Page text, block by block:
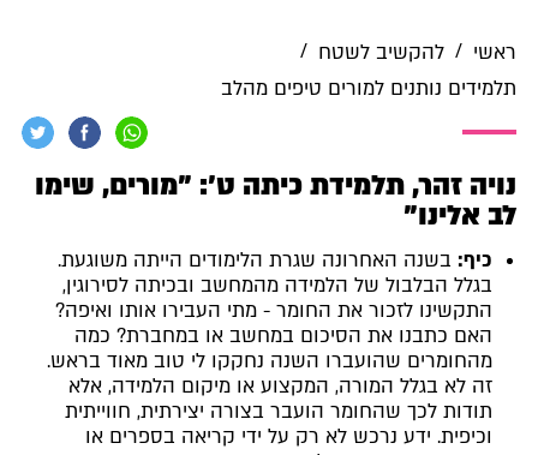
ראשי / להקשיב לשטח /
תלמידים נותנים למורים טיפים מהלב
נויה זהר, תלמידת כיתה ט': "מורים, שימו
לב אלינו"
כיף: בשנה האחרונה שגרת הלימודים הייתה משוגעת.
בגלל הבלבול של הלמידה מהמחשב ובכיתה לסירוגין,
התקשינו לזכור את החומר - מתי העבירו אותו ואיפה?
האם כתבנו את הסיכום במחשב או במחברת? כמה
מהחומרים שהועברו השנה נחקקו לי טוב מאוד בראש.
זה לא בגלל המורה, המקצוע או מיקום הלמידה, אלא
תודות לכך שהחומר הועבר בצורה יצירתית, חווייתית
וכיפית. ידע נרכש לא רק על ידי קריאה בספרים או